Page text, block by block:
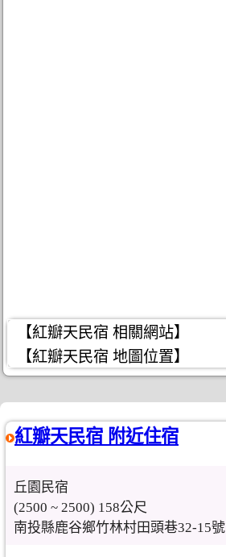
【紅瓣天民宿 相關網站】
【紅瓣天民宿 地圖位置】
紅瓣天民宿 附近住宿
丘園民宿
(2500 ~ 2500) 158公尺
南投縣鹿谷鄉竹林村田頭巷32-15號